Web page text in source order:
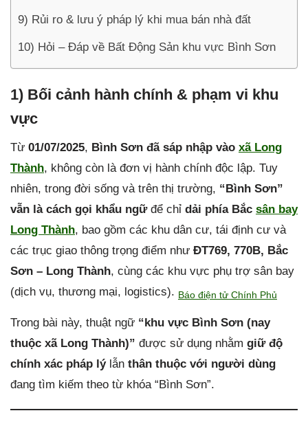
9) Rủi ro & lưu ý pháp lý khi mua bán nhà đất
10) Hỏi – Đáp về Bất Động Sản khu vực Bình Sơn
1) Bối cảnh hành chính & phạm vi khu
vực
Từ 01/07/2025, Bình Sơn đã sáp nhập vào xã Long
Thành, không còn là đơn vị hành chính độc lập. Tuy
nhiên, trong đời sống và trên thị trường, “Bình Sơn”
vẫn là cách gọi khẩu ngữđể chỉ dải phía Bắc sân bay
Long Thành, bao gồm các khu dân cư, tái định cư và
các trục giao thông trọng điểm như ĐT769, 770B, Bắc
Sơn – Long Thành, cùng các khu vực phụ trợ sân bay
(dịch vụ, thương mại, logistics). Báo điện tử Chính Phủ
Trong bài này, thuật ngữ “khu vực Bình Sơn (nay
thuộc xã Long Thành)” được sử dụng nhằm giữ độ
chính xác pháp lýlẫn thân thuộc với người dùng
đang tìm kiếm theo từ khóa “Bình Sơn”.